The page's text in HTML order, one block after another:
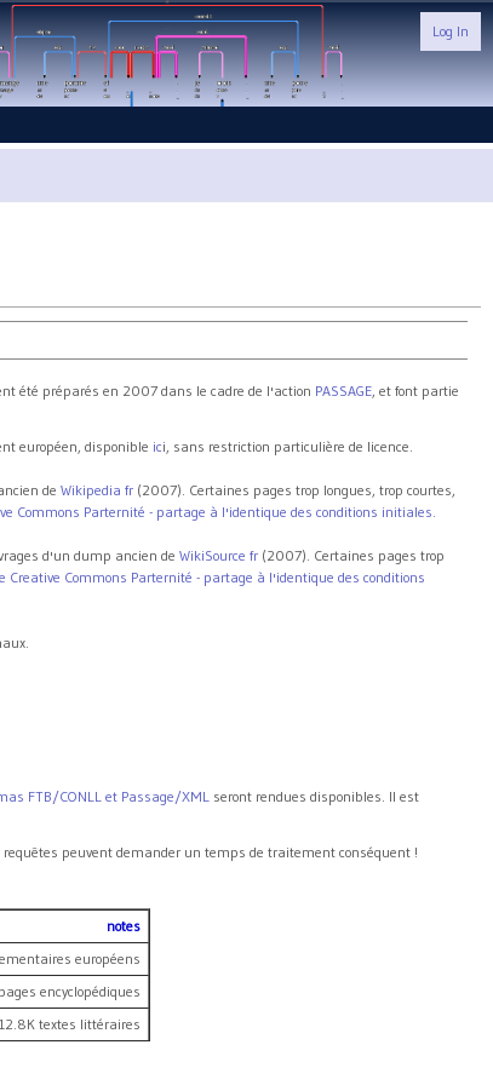
Log In
été préparés en 2007 dans le cadre de l'action PASSAGE, et font partie
européen, disponible ici, sans restriction particulière de licence.
de Wikipedia fr (2007). Certaines pages trop longues, trop courtes,
Commons Parternité - partage à l'identique des conditions initiales.
d'un dump ancien de WikiSource fr (2007). Certaines pages trop
Creative Commons Parternité - partage à l'identique des conditions
FTB/CONLL et Passage/XML seront rendues disponibles. Il est
peuvent demander un temps de traitement conséquent !
notes
européens
encyclopédiques
textes littéraires